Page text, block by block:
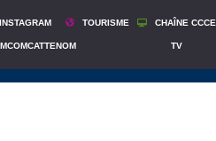
INSTAGRAM TOURISME CHAÎNE CCCE
TV